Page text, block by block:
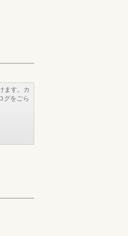
ます。カ
グをごら